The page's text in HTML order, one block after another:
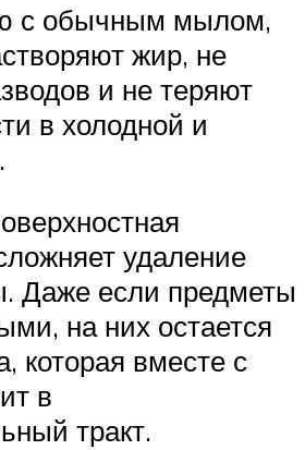
с обычным мылом,
жир, не
и не теряют
в холодной и
удаление
Даже если предметы
на них остается
которая вместе с
в
тракт.